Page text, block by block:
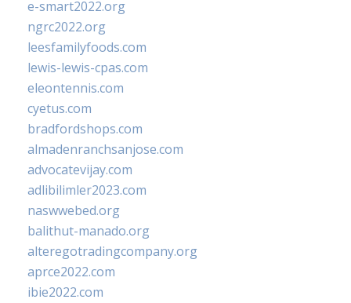
e-smart2022.org
ngrc2022.org
leesfamilyfoods.com
lewis-lewis-cpas.com
eleontennis.com
cyetus.com
bradfordshops.com
almadenranchsanjose.com
advocatevijay.com
adlibilimler2023.com
naswwebed.org
balithut-manado.org
alteregotradingcompany.org
aprce2022.com
ibie2022.com